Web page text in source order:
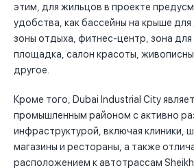
этим, для жильцов в проекте
удобства, как бассейны на крыше для
зоны отдыха, фитнес-центр, зона для
площадка, салон красоты,
другое.
Кроме того, Dubai Industrial City
промышленным районом с активно
инфраструктурой, включая клиники,
магазины и рестораны, а также
расположением к автотрассам